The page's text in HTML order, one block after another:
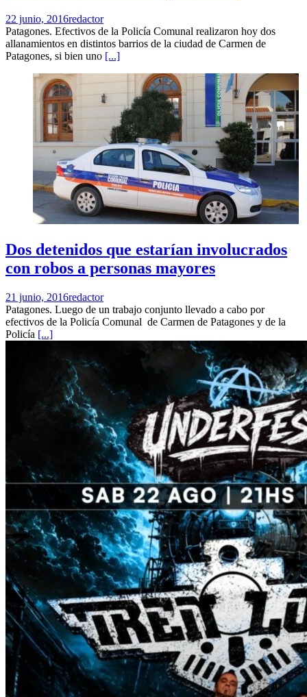
22 junio, 2016redactor
Patagones. Efectivos de la Policía Comunal realizaron hoy dos
allanamientos en distintos barrios de la ciudad de Carmen de
Patagones, si bien uno [...]
Dos detenidos que estarían involucrados
con robos a personas mayores
21 junio, 2016redactor
Patagones. Luego de un trabajo conjunto llevado a cabo por
efectivos de la Policía Comunal de Carmen de Patagones y de la
Policía [...]